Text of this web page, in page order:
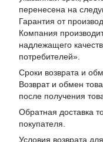
перенесена на
Гарантия от
Компания
надлежащего
потребителей».
Сроки возврата и
Возврат и обмен
после получения
Обратная доставка
покупателя.
Условия возврата